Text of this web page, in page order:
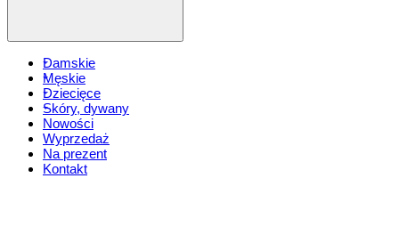
Damskie
Męskie
Dziecięce
Skóry, dywany
Nowości
Wyprzedaż
Na prezent
Kontakt